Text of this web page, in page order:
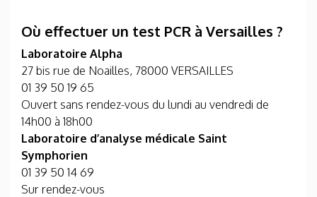
Où effectuer un test PCR à Versailles ?
Laboratoire Alpha
27 bis rue de Noailles, 78000 VERSAILLES
01 39 50 19 65
Ouvert sans rendez-vous du lundi au vendredi de
14h00 à 18h00
Laboratoire d’analyse médicale Saint
Symphorien
01 39 50 14 69
Sur rendez-vous